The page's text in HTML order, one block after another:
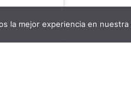
la mejor experiencia en